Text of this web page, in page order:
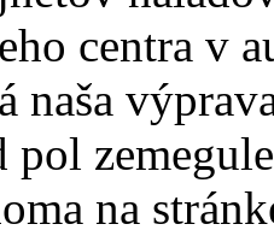
centra v
naša
pol
na